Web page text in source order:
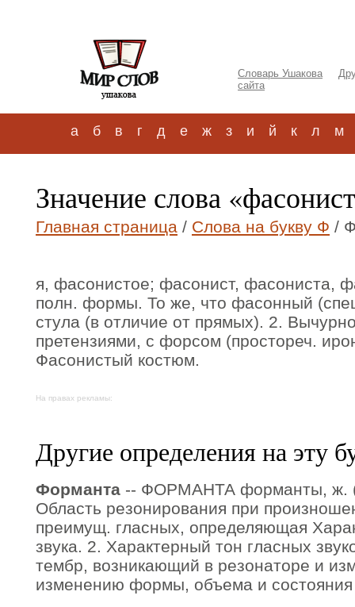
Словарь Ушакова
сайта
а б в г д е ж з и й к л м
Значение слова
Главная страница / Слова на букву Ф /
я, фасонистое; фасонист, фасониста,
полн. формы. То же, что фасонный
стула (в отличие от прямых). 2.
претензиями, с форсом (простореч.
Фасонистый костюм.
На правах рекламы:
Другие определения на эту
Форманта -- ФОРМАНТА форманты, ж.
Область резонирования при
преимущ. гласных, определяющая
звука. 2. Характерный тон гласных
тембр, возникающий в резонаторе и
изменению формы, объема и состояния